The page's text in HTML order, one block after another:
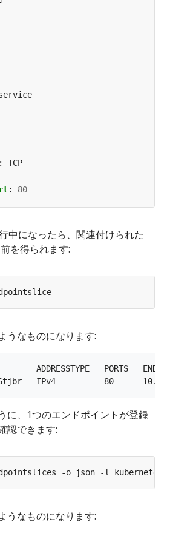
:
TCP
: 80
中になったら、関連付けられた
を得られます:
うなものになります:
ADDRESSTYPE   PORTS
に、1つのエンドポイントが登録
認できます:
-o json -l
うなものになります: